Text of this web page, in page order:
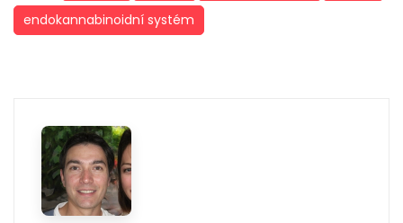
endokannabinoidní systém